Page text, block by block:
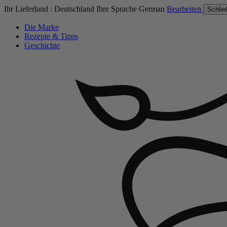
Ihr Lieferland : Deutschland Ihre Sprache German Bearbeiten
Die Marke
Rezepte & Tipps
Geschichte